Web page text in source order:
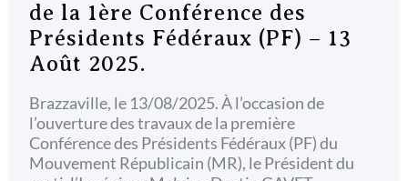
de la 1ère Conférence des
Présidents Fédéraux (PF) – 13
Août 2025.
Brazzaville, le 13/08/2025. À l’occasion de
l’ouverture des travaux de la première
Conférence des Présidents Fédéraux (PF) du
Mouvement Républicain (MR), le Président du